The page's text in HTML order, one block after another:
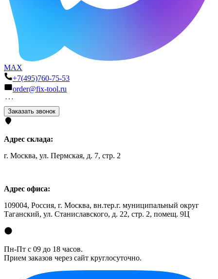
MAX
+7(495)760-75-53
order@fix-tool.ru
Заказать звонок
Адрес склада:
г. Москва, ул. Пермская, д. 7, стр. 2
Адрес офиса:
109004, Россия, г. Москва, вн.тер.г. муниципальный округ
Таганский, ул. Станиславского, д. 22, стр. 2, помещ. 9Ц
Пн-Пт с 09 до 18 часов.
Прием заказов через сайт круглосуточно.